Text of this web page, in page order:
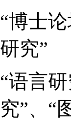
“博士
研究”
“语言
究”、“